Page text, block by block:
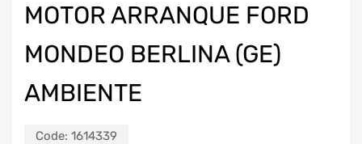
MOTOR ARRANQUE FORD
MONDEO BERLINA (GE)
AMBIENTE
Code: 1614339